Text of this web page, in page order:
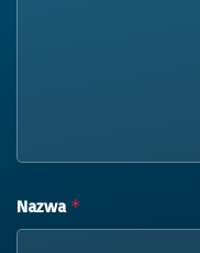
Nazwa *